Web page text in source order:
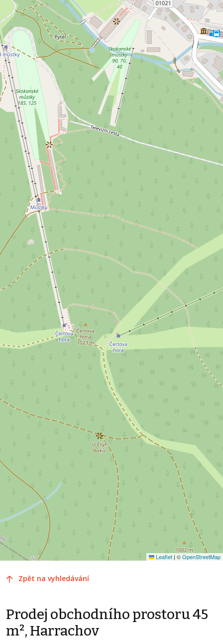
Leaflet | ©OpenStreetMap
Zpět na vyhledávání
Prodej obchodního prostoru 45
m², Harrachov